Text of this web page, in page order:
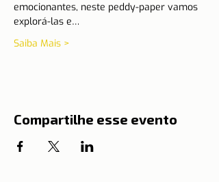
emocionantes, neste peddy-paper vamos
explorá-las e…
Saiba Mais >
Compartilhe esse evento